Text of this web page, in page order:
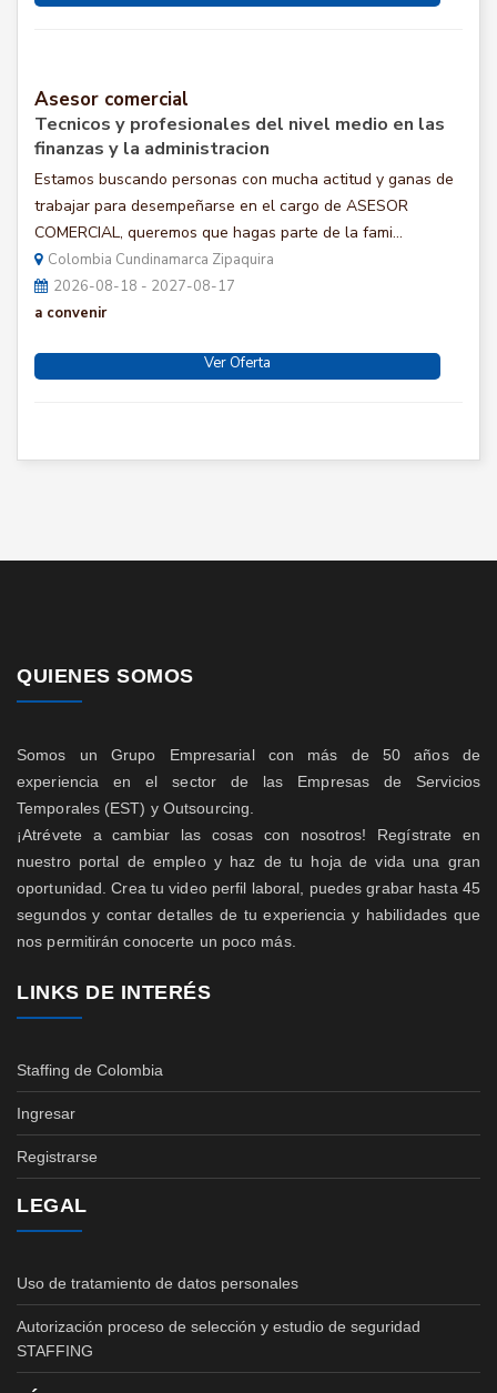
Asesor comercial
Tecnicos y profesionales del nivel medio en las
finanzas y la administracion
Estamos buscando personas con mucha actitud y ganas de
trabajar para desempeñarse en el cargo de ASESOR
COMERCIAL, queremos que hagas parte de la fami...
Colombia Cundinamarca Zipaquira
2026-08-18 - 2027-08-17
a convenir
Ver Oferta
QUIENES SOMOS
Somos un Grupo Empresarial con más de 50 años de
experiencia en el sector de las Empresas de Servicios
Temporales (EST) y Outsourcing.
¡Atrévete a cambiar las cosas con nosotros! Regístrate en
nuestro portal de empleo y haz de tu hoja de vida una gran
oportunidad. Crea tu video perfil laboral, puedes grabar hasta 45
segundos y contar detalles de tu experiencia y habilidades que
nos permitirán conocerte un poco más.
LINKS DE INTERÉS
Staffing de Colombia
Ingresar
Registrarse
LEGAL
Uso de tratamiento de datos personales
Autorización proceso de selección y estudio de seguridad
STAFFING